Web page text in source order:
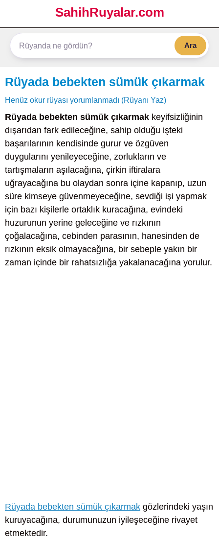
SahihRuyalar.com
Ara
Rüyada bebekten sümük çıkarmak
Henüz okur rüyası yorumlanmadı (Rüyanı Yaz)
Rüyada bebekten sümük çıkarmak keyifsizliğinin
dışarıdan fark edileceğine, sahip olduğu işteki
başarılarının kendisinde gurur ve özgüven
duygularını yenileyeceğine, zorlukların ve
tartışmaların aşılacağına, çirkin iftiralara
uğrayacağına bu olaydan sonra içine kapanıp, uzun
süre kimseye güvenmeyeceğine, sevdiği işi yapmak
için bazı kişilerle ortaklık kuracağına, evindeki
huzurunun yerine geleceğine ve rızkının
çoğalacağına, cebinden parasının, hanesinden de
rızkının eksik olmayacağına, bir sebeple yakın bir
zaman içinde bir rahatsızlığa yakalanacağına yorulur.
Rüyada bebekten sümük çıkarmak gözlerindeki yaşın
kuruyacağına, durumunuzun iyileşeceğine rivayet
etmektedir.